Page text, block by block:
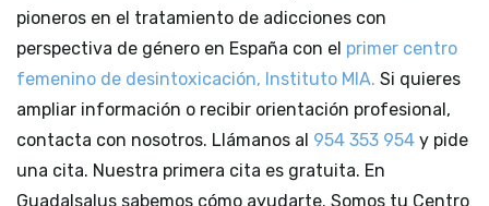
pioneros en el tratamiento de adicciones con
perspectiva de género en España con el primer centro
femenino de desintoxicación, Instituto MIA. Si quieres
ampliar información o recibir orientación profesional,
contacta con nosotros. Llámanos al 954 353 954 y pide
una cita. Nuestra primera cita es gratuita. En
Guadalsalus sabemos cómo ayudarte. Somos tu Centro